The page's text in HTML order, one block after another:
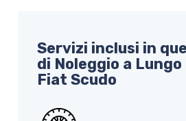
Servizi inclusi in
di Noleggio a
Fiat Scudo